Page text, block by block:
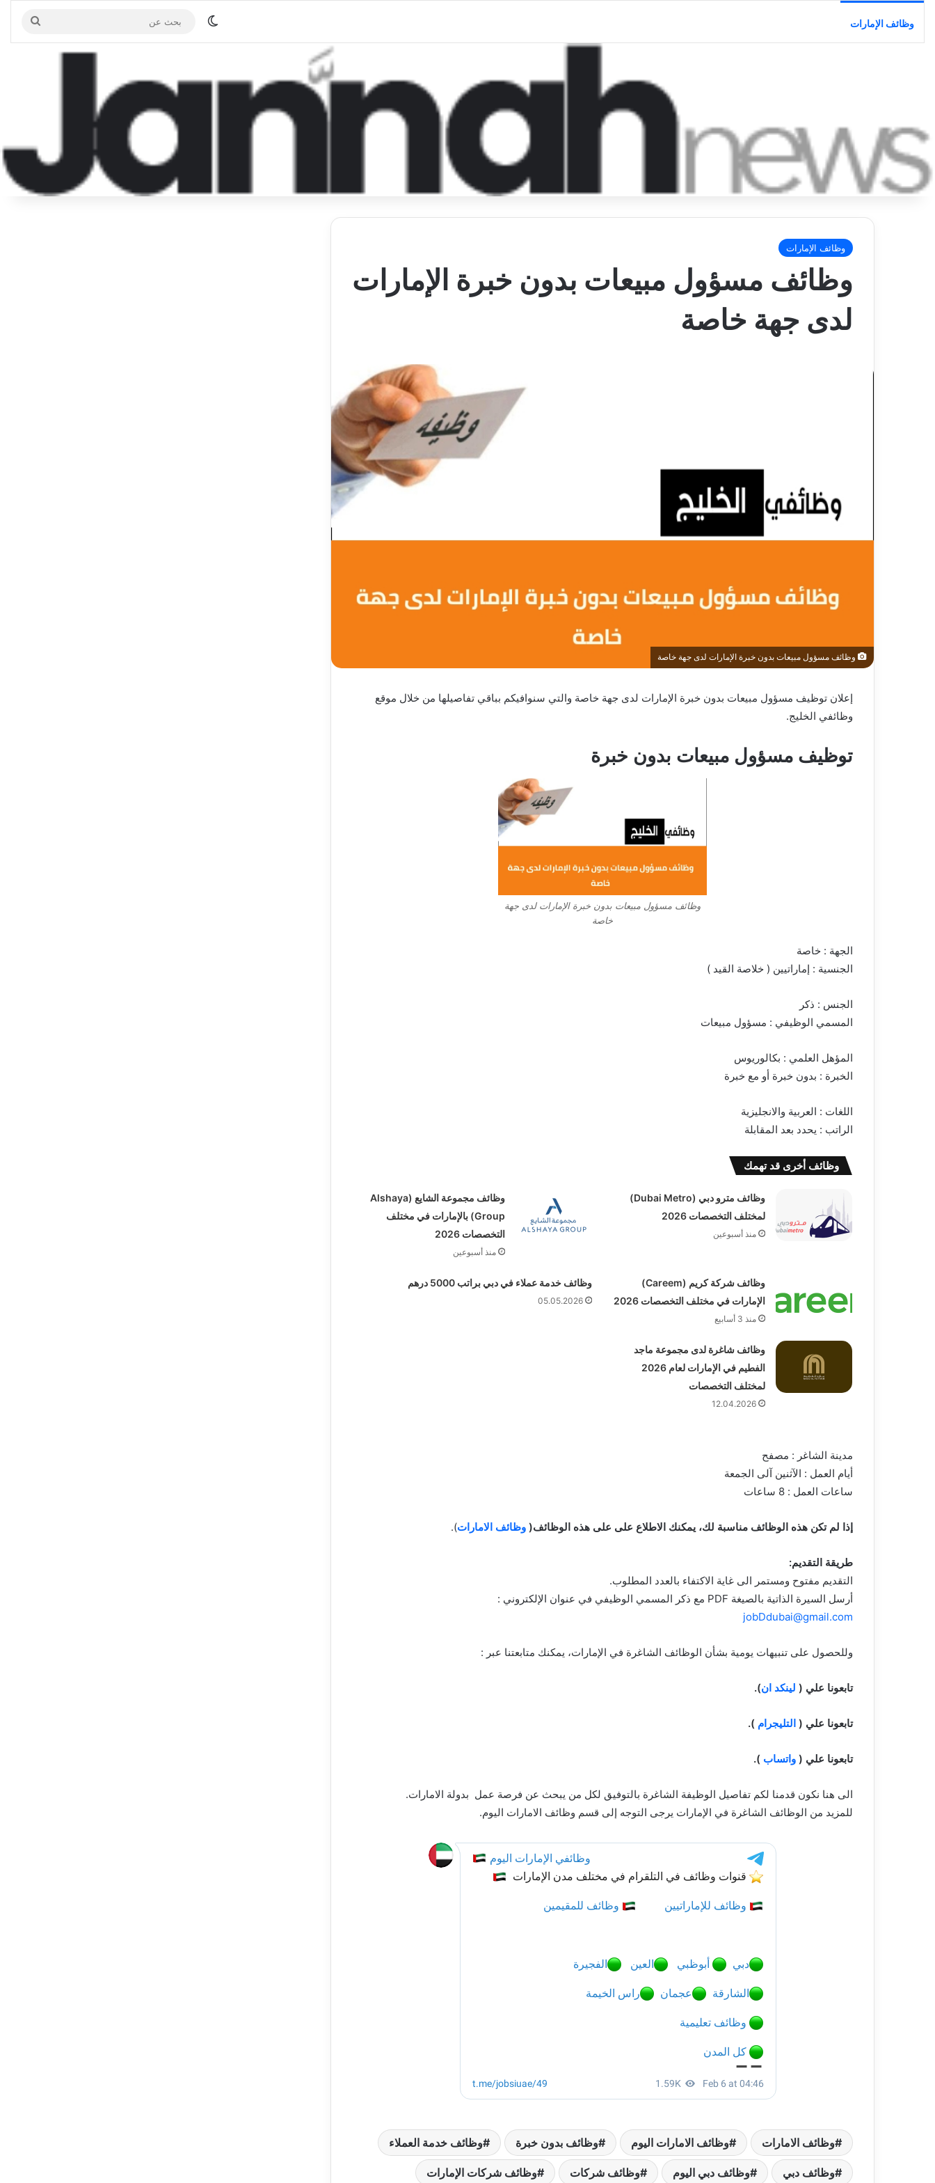
وظائف الإمارات الوضع المظلم
بحث
عن
وظائف الإمارات
وظائف مسؤول مبيعات بدون خبرة الإمارات
لدى جهة خاصة
وظائف مسؤول مبيعات بدون خبرة الإمارات لدى جهة خاصة
إعلان توظيف مسؤول مبيعات بدون خبرة الإمارات لدى جهة خاصة والتي سنوافيكم بباقي تفاصيلها من خلال موقع
وظائفي الخليج.
توظيف مسؤول مبيعات بدون خبرة
وظائف مسؤول مبيعات بدون خبرة الإمارات لدى جهة
خاصة
الجهة : خاصة
الجنسية : إماراتيين ( خلاصة القيد )
الجنس : ذكر
المسمي الوظيفي : مسؤول مبيعات
المؤهل العلمي : بكالوريوس
الخبرة : بدون خبرة أو مع خبرة
اللغات : العربية والانجليزية
الراتب : يحدد بعد المقابلة
وظائف أخرى قد تهمك
وظائف مترو دبي (Dubai Metro)
لمختلف التخصصات 2026
منذ أسبوعين
وظائف مجموعة الشايع (Alshaya
Group) بالإمارات في مختلف
التخصصات 2026
منذ أسبوعين
وظائف شركة كريم (Careem)
الإمارات في مختلف التخصصات 2026
منذ 3 أسابيع
وظائف خدمة عملاء في دبي براتب 5000 درهم
05.05.2026
وظائف شاغرة لدى مجموعة ماجد
الفطيم في الإمارات لعام 2026
لمختلف التخصصات
12.04.2026
مدينة الشاغر : مصفح
‏أيام العمل : الآثنين آلى الجمعة
ساعات العمل : 8 ساعات
إذا لم تكن هذه الوظائف مناسبة لك، يمكنك الاطلاع على على هذه الوظائف( وظائف الامارات).
طريقة التقديم:
التقديم مفتوح ومستمر الى غاية الاكتفاء بالعدد المطلوب.
أرسل السيرة الذاتية بالصيغة PDF مع ذكر المسمي الوظيفي في عنوان الإلكتروني :
jobDdubai@gmail.com
وللحصول على تنبيهات يومية بشأن الوظائف الشاغرة في الإمارات، يمكنك متابعتنا عبر :
تابعونا علي ( لينكد ان).
تابعونا علي ( التليجرام ).
تابعونا علي ( واتساب ).
الى هنا نكون قدمنا لكم تفاصيل الوظيفة الشاغرة بالتوفيق لكل من يبحث عن فرصة عمل بدولة الامارات.
للمزيد من الوظائف الشاغرة في الإمارات يرجى التوجه إلى قسم وظائف الامارات اليوم.
وظائف الامارات وظائف الامارات اليوم وظائف بدون خبرة وظائف خدمة العملاء
وظائف دبي وظائف دبي اليوم وظائف شركات وظائف شركات الإمارات